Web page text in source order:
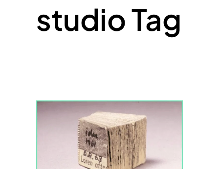
studio Tag